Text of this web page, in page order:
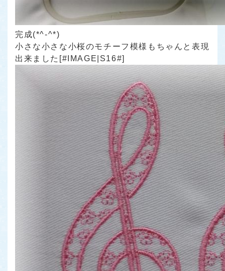
完成(*^-^*)
小さな小さな小桜のモチーフ模様もちゃんと表現
出来ました[#IMAGE|S16#]